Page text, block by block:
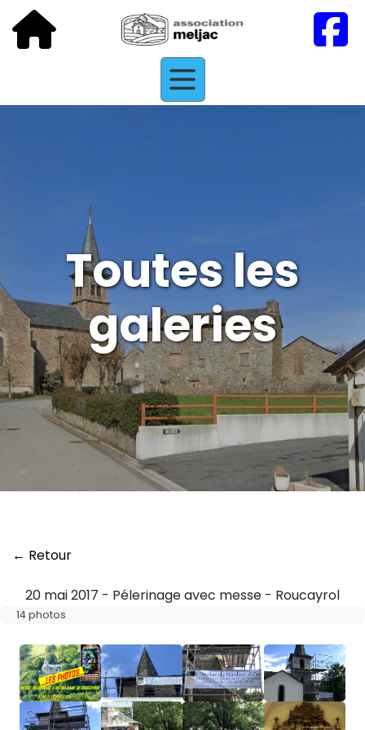
Toutes les
galeries
← Retour
20 mai 2017 - Pélerinage avec messe - Roucayrol
14 photos